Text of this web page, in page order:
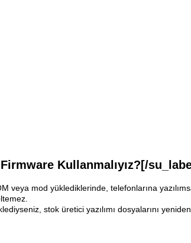
Kullanmalıyız?[/
veya mod yüklediklerinde, telefonlarına
stok üretici yazılımı dosyalarını